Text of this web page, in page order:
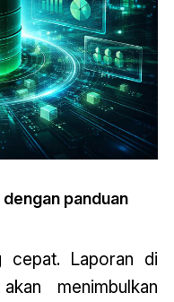
panduan
cepat. Laporan di
menimbulkan